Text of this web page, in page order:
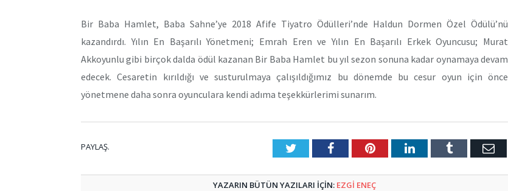
Bir Baba Hamlet, Baba Sahne’ye 2018 Afife Tiyatro Ödülleri’nde Haldun Dormen Özel Ödülü’nü
kazandırdı. Yılın En Başarılı Yönetmeni; Emrah Eren ve Yılın En Başarılı Erkek Oyuncusu; Murat
Akkoyunlu gibi birçok dalda ödül kazanan Bir Baba Hamlet bu yıl sezon sonuna kadar oynamaya devam
edecek. Cesaretin kırıldığı ve susturulmaya çalışıldığımız bu dönemde bu cesur oyun için önce
yönetmene daha sonra oyunculara kendi adıma teşekkürlerimi sunarım.
PAYLAŞ. TwitterFacebookPinterestLinkedInTumblr E-
YAZARIN BÜTÜN YAZILARI IÇIN: EZGI ENEÇ